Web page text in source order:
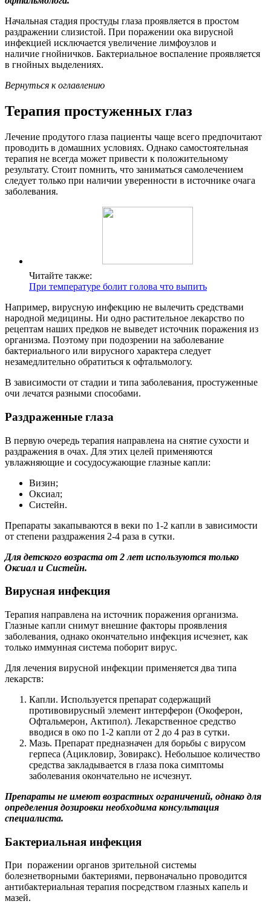
Начальная стадия простуды глаза проявляется в простом
раздражении слизистой. При поражении ока вирусной
инфекцией исключается увеличение лимфоузлов и
наличие гнойничков. Бактериальное воспаление проявляется
в гнойных выделениях.
Вернуться к оглавлению
Терапия простуженных глаз
Лечение продутого глаза пациенты чаще всего предпочитают
проводить в домашних условиях. Однако самостоятельная
терапия не всегда может привести к положительному
результату. Стоит помнить, что заниматься самолечением
следует только при наличии уверенности в источнике очага
заболевания.
Читайте также:
При температуре болит голова что выпить
Например, вирусную инфекцию не вылечить средствами
народной медицины. Ни одно растительное лекарство по
рецептам наших предков не выведет источник поражения из
организма. Поэтому при подозрении на заболевание
бактериального или вирусного характера следует
незамедлительно обратиться к офтальмологу.
В зависимости от стадии и типа заболевания, простуженные
очи лечатся разными способами.
Раздраженные глаза
В первую очередь терапия направлена на снятие сухости и
раздражения в очах. Для этих целей применяются
увлажняющие и сосудосужающие глазные капли:
Визин;
Оксиал;
Систейн.
Препараты закапываются в веки по 1-2 капли в зависимости
от степени раздражения 2-4 раза в сутки.
Для детского возраста от 2 лет используются только
Оксиал и Систейн.
Вирусная инфекция
Терапия направлена на источник поражения организма.
Глазные капли снимут внешние факторы проявления
заболевания, однако окончательно инфекция исчезнет, как
только иммунная система поборит вирус.
Для лечения вирусной инфекции применяется два типа
лекарств:
Капли. Используется препарат содержащий
противовирусный элемент интерферон (Окоферон,
Офтальмерон, Актипол). Лекарственное средство
вводися в око по 1-2 капли от 2 до 4 раз в сутки.
Мазь. Препарат предназначен для борьбы с вирусом
герпеса (Ацикловир, Зовиракс). Небольшое количество
средства закладывается в глаза пока симптомы
заболевания окончательно не исчезнут.
Препараты не имеют возрастных ограничений, однако для
определения дозировки необходима консультация
специалиста.
Бактериальная инфекция
При поражении органов зрительной системы
болезнетворными бактериями, первоначально проводится
антибактериальная терапия посредством глазных капель и
мазей.